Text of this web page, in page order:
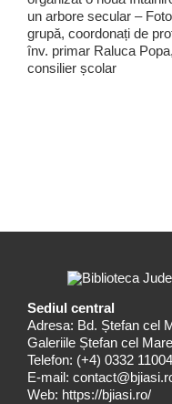
un arbore secular –
grupă, coordonați de
înv. primar Raluca
consilier școlar
Sediul central
Adresa: Bd. Ștefan cel
Galeriile Ștefan cel
Telefon: (+4) 0332
E-mail:
Web: https://bjiasi.ro/